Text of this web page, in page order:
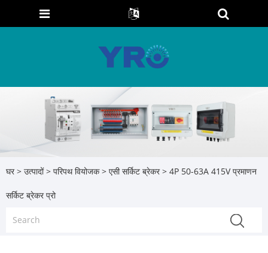
घर > उत्पादों> परिपथ वियोजक> एसी सर्किट ब्रेकर> 4P 50-63A 415V प्रमाणन
सर्किट ब्रेकर प्रो